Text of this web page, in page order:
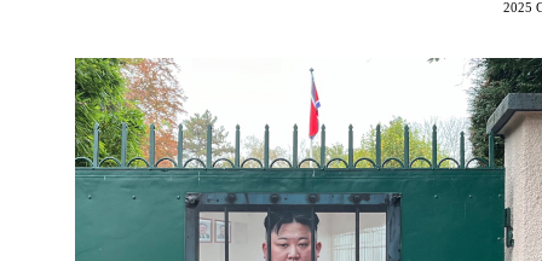
2025